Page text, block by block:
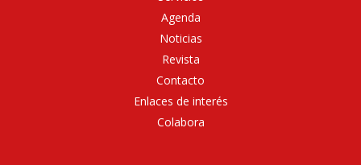
Agenda
Noticias
Revista
Contacto
Enlaces de interés
Colabora